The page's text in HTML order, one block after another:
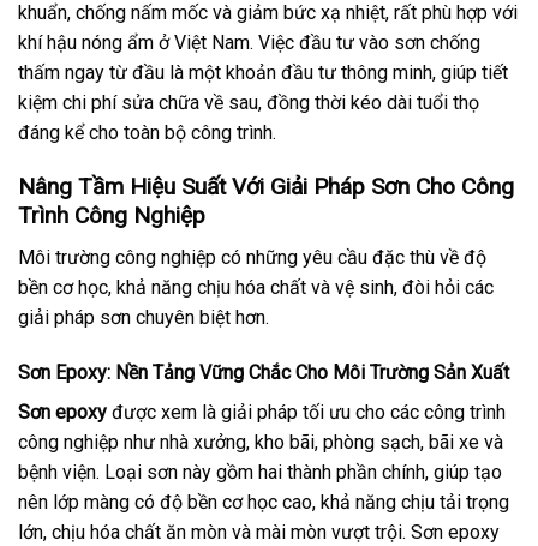
khuẩn, chống nấm mốc và giảm bức xạ nhiệt, rất phù hợp với
khí hậu nóng ẩm ở Việt Nam. Việc đầu tư vào sơn chống
thấm ngay từ đầu là một khoản đầu tư thông minh, giúp tiết
kiệm chi phí sửa chữa về sau, đồng thời kéo dài tuổi thọ
đáng kể cho toàn bộ công trình.
Nâng Tầm Hiệu Suất Với Giải Pháp Sơn Cho Công
Trình Công Nghiệp
Môi trường công nghiệp có những yêu cầu đặc thù về độ
bền cơ học, khả năng chịu hóa chất và vệ sinh, đòi hỏi các
giải pháp sơn chuyên biệt hơn.
Sơn Epoxy: Nền Tảng Vững Chắc Cho Môi Trường Sản Xuất
Sơn epoxy được xem là giải pháp tối ưu cho các công trình
công nghiệp như nhà xưởng, kho bãi, phòng sạch, bãi xe và
bệnh viện. Loại sơn này gồm hai thành phần chính, giúp tạo
nên lớp màng có độ bền cơ học cao, khả năng chịu tải trọng
lớn, chịu hóa chất ăn mòn và mài mòn vượt trội. Sơn epoxy